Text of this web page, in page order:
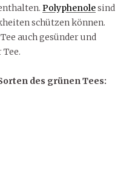
Polyphenolesind
schützen können.
auch gesünder und
des grünen Tees: